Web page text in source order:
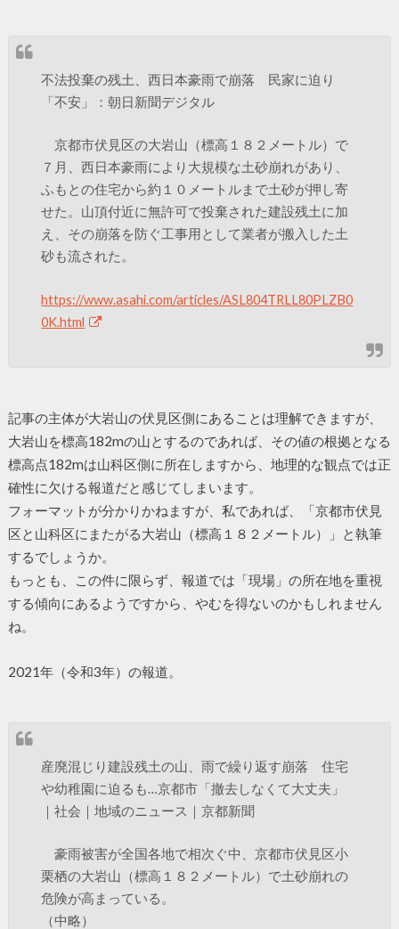
不法投棄の残土、西日本豪雨で崩落 民家に迫り
「不安」：朝日新聞デジタル
京都市伏見区の大岩山（標高１８２メートル）で
７月、西日本豪雨により大規模な土砂崩れがあり、
ふもとの住宅から約１０メートルまで土砂が押し寄
せた。山頂付近に無許可で投棄された建設残土に加
え、その崩落を防ぐ工事用として業者が搬入した土
砂も流された。
https://www.asahi.com/articles/ASL804TRLL80PLZB0
0K.html
記事の主体が大岩山の伏見区側にあることは理解できますが、
大岩山を標高182mの山とするのであれば、その値の根拠となる
標高点182mは山科区側に所在しますから、地理的な観点では正
確性に欠ける報道だと感じてしまいます。
フォーマットが分かりかねますが、私であれば、「京都市伏見
区と山科区にまたがる大岩山（標高１８２メートル）」と執筆
するでしょうか。
もっとも、この件に限らず、報道では「現場」の所在地を重視
する傾向にあるようですから、やむを得ないのかもしれません
ね。
2021年（令和3年）の報道。
産廃混じり建設残土の山、雨で繰り返す崩落 住宅
や幼稚園に迫るも…京都市「撤去しなくて大丈夫」
｜社会｜地域のニュース｜京都新聞
豪雨被害が全国各地で相次ぐ中、京都市伏見区小
栗栖の大岩山（標高１８２メートル）で土砂崩れの
危険が高まっている。
（中略）